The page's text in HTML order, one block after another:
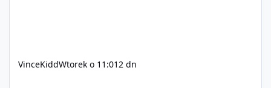
VinceKiddWtorek o 11:012 dn